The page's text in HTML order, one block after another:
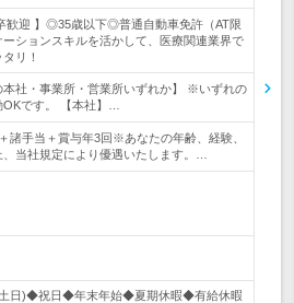
歓迎 】◎35歳以下◎普通自動車免許（AT限
ションスキルを活かして、医療関連業界で
リ！
本社・事業所・営業所いずれか】 ※いずれの
です。 【本社】…
諸手当＋賞与年3回※あなたの年齢、経験、
当社規定により優遇いたします。…
日)◆祝日◆年末年始◆夏期休暇◆有給休暇